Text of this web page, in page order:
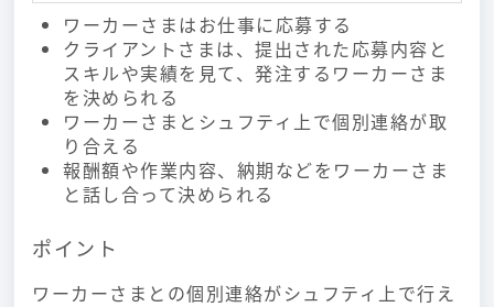
ワーカーさまはお仕事に応募する
クライアントさまは、提出された応募内容と
スキルや実績を見て、発注するワーカーさま
を決められる
ワーカーさまとシュフティ上で個別連絡が取
り合える
報酬額や作業内容、納期などをワーカーさま
と話し合って決められる
ポイント
ワーカーさまとの個別連絡がシュフティ上で行え